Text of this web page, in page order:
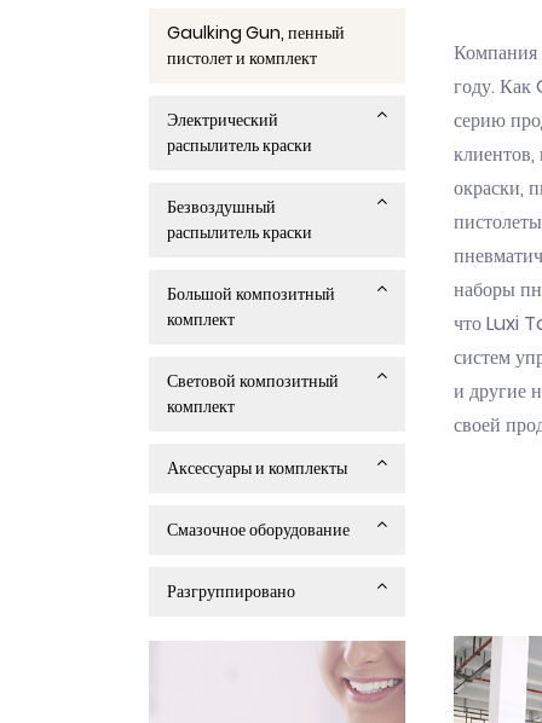
Gaulking Gun, пенный
пистолет и комплект
Электрический
распылитель краски
Безвоздушный
распылитель краски
Большой композитный
комплект
Световой композитный
комплект
Аксессуары и комплекты
Смазочное оборудование
Разгруппировано
году. Как
серию
окраски,
наборы
что Luxi
систем
и другие
своей